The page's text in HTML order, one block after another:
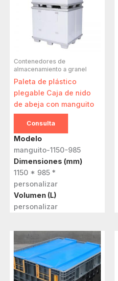
Contenedores de
almacenamiento a granel
Paleta de plástico
plegable Caja de nido
de abeja con manguito
Consulta
Modelo
manguito-1150-985
Dimensiones (mm)
1150 * 985 *
personalizar
Volumen (L)
personalizar